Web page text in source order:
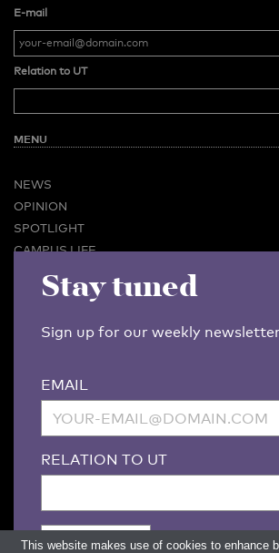
E-mail
Relation to UT
MENU
NEWS
OPINION
SPOTLIGHT
CAMPUS LIFE
VIDEO
BUSINESS & CAREER
CONTACT
ARCHIVE
MORE
LINKS
DISCLAIMER / COPYRIGHT REDACTIESTATUUT/
Stay tuned
Sign up for our weekly
EMAIL
RELATION TO UT
This website makes use of cookies to enhance